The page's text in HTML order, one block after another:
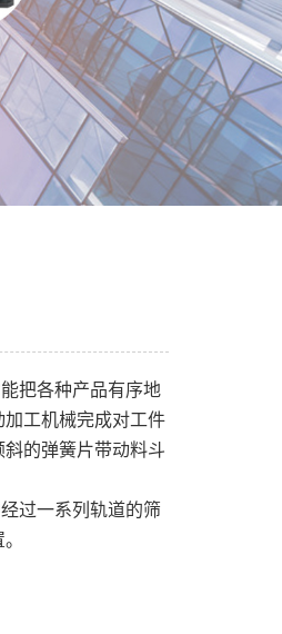
把各种产品有序地
工机械完成对工件
的弹簧片带动料斗
过一系列轨道的筛